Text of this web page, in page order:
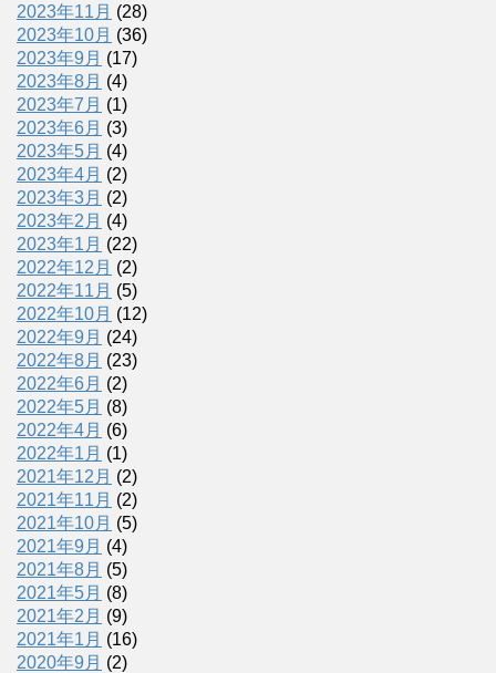
2023年11月 (28)
2023年10月 (36)
2023年9月 (17)
2023年8月 (4)
2023年7月 (1)
2023年6月 (3)
2023年5月 (4)
2023年4月 (2)
2023年3月 (2)
2023年2月 (4)
2023年1月 (22)
2022年12月 (2)
2022年11月 (5)
2022年10月 (12)
2022年9月 (24)
2022年8月 (23)
2022年6月 (2)
2022年5月 (8)
2022年4月 (6)
2022年1月 (1)
2021年12月 (2)
2021年11月 (2)
2021年10月 (5)
2021年9月 (4)
2021年8月 (5)
2021年5月 (8)
2021年2月 (9)
2021年1月 (16)
2020年9月 (2)